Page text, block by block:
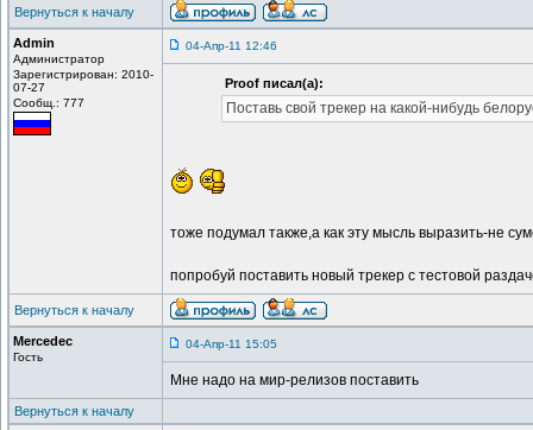
Вернуться к началу
Admin
Администратор
Зарегистрирован: 2010-
07-27
Сообщ.: 777
04-Апр-11 12:46
Proof писал(а):
Поставь свой трекер на какой-нибудь
тоже подумал также,а как эту мысль выразить-не
попробуй поставить новый трекер с тестовой
Вернуться к началу
Mercedec
Гость
04-Апр-11 15:05
Мне надо на мир-релизов поставить
Вернуться к началу